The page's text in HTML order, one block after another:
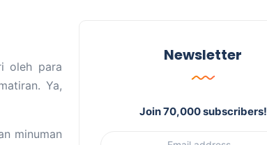
oleh para
Ya,
minuman
Newsletter
Join 70,000 subscribers!